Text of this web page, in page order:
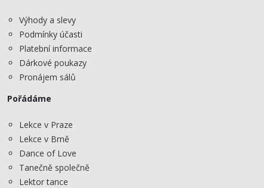
Výhody a slevy
Podmínky účasti
Platební informace
Dárkové poukazy
Pronájem sálů
Pořádáme
Lekce v Praze
Lekce v Brně
Dance of Love
Tanečně společně
Lektor tance